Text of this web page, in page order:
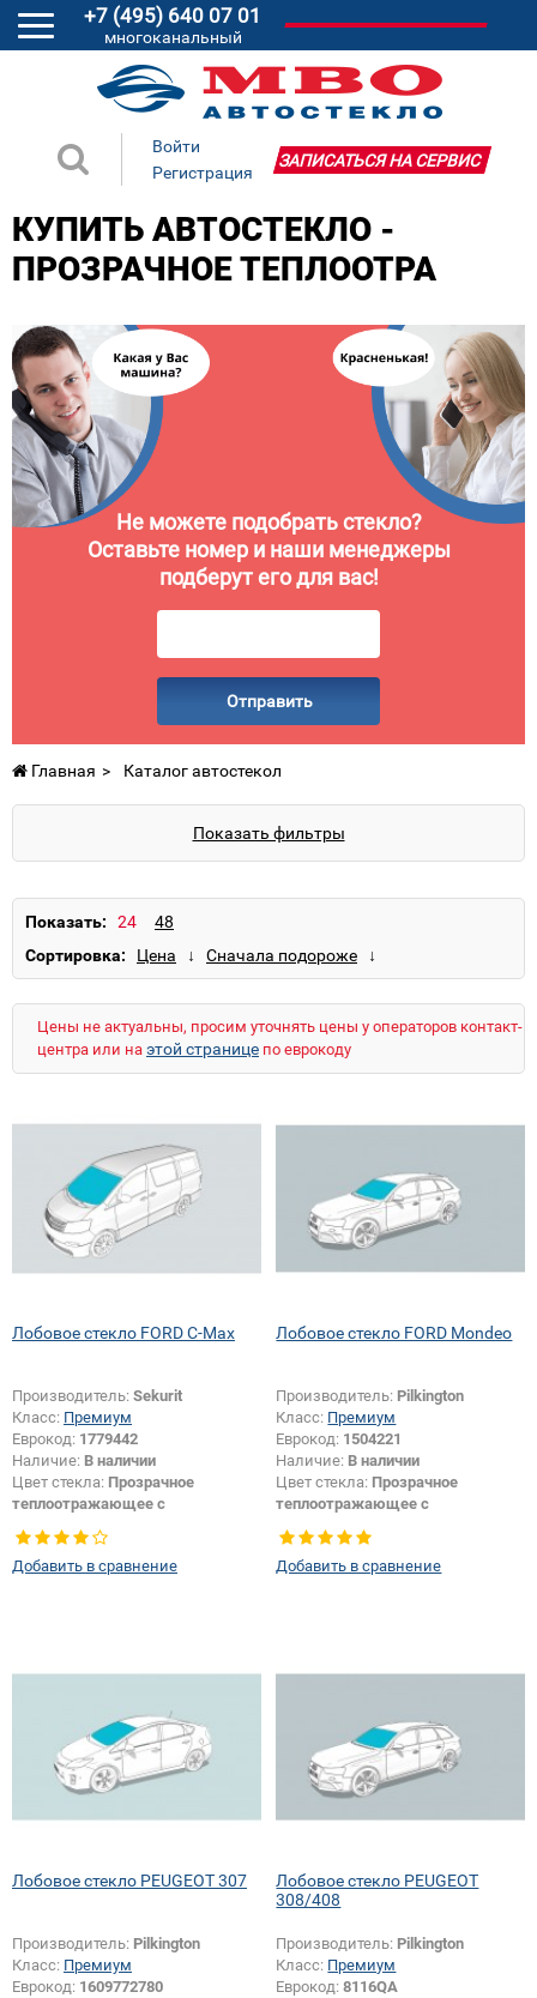
+7 (495) 640 07 01
многоканальный
Войти
Регистрация
ЗАПИСАТЬСЯ НА СЕРВИС
КУПИТЬ АВТОСТЕКЛО -
ПРОЗРАЧНОЕ ТЕПЛООТРА
Не можете подобрать стекло?
Оставьте номер и наши менеджеры
подберут его для вас!
Отправить
Главная Каталог автостекол
Показать фильтры
Показать:
Сортировка:
Цены не актуальны, просим уточнять цены у операторов контакт-
центра или на этой странице по еврокоду
Лобовое стекло FORD C-Max
Производитель: Sekurit
Класс: Премиум
Еврокод: 1779442
Наличие: В наличии
Цвет стекла: Прозрачное
теплоотражающее с
Изменение крепления зеркала +
шелкографии:Да
Добавить в сравнение
Лобовое стекло FORD Mondeo
Производитель: Pilkington
Класс: Премиум
Еврокод: 1504221
Наличие: В наличии
Цвет стекла: Прозрачное
теплоотражающее с
Изменение крепления зеркала +
шелкографии:Да
Добавить в сравнение
Лобовое стекло PEUGEOT 307
Производитель: Pilkington
Класс: Премиум
Еврокод: 1609772780
Лобовое стекло PEUGEOT
308/408
Производитель: Pilkington
Класс: Премиум
Еврокод:8116QA